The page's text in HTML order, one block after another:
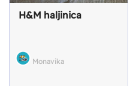
H&M haljinica
Monavika